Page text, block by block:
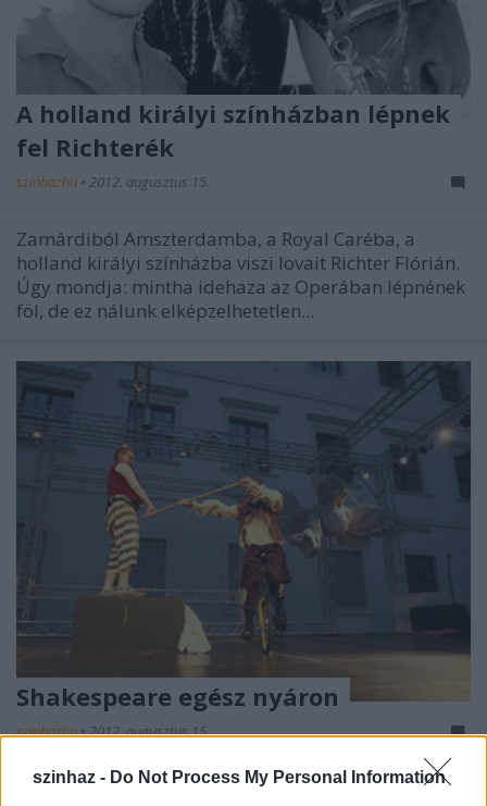
szinhaz - Do Not Process My Personal Information
A holland királyi színházban lépnek
fel Richterék
szinhazhu • 2012. augusztus 15.
Zamárdiból Amszterdamba, a Royal Caréba, a
holland királyi színházba viszi lovait Richter Flórián.
Úgy mondja: mintha idehaza az Operában lépnének
föl, de ez nálunk elképzelhetetlen...
Shakespeare egész nyáron
szinhazhu•2012. augusztus 15.
A történet Prágában kezdődött, s 12 éve Marián